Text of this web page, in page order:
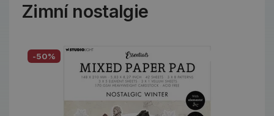
Zimní nostalgie
-50%